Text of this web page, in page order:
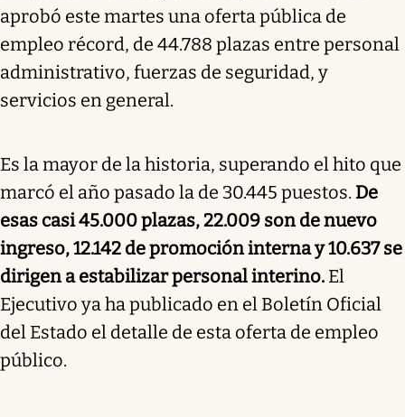
aprobó este martes una oferta pública de
empleo récord, de 44.788 plazas entre personal
administrativo, fuerzas de seguridad, y
servicios en general.
Es la mayor de la historia, superando el hito que
marcó el año pasado la de 30.445 puestos. De
esas casi 45.000 plazas, 22.009 son de nuevo
ingreso, 12.142 de promoción interna y 10.637 se
dirigen a estabilizar personal interino. El
Ejecutivo ya ha publicado en el Boletín Oficial
del Estado el detalle de esta oferta de empleo
público.